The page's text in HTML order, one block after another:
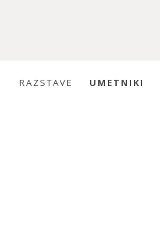
RAZSTAVE UMETNIKI